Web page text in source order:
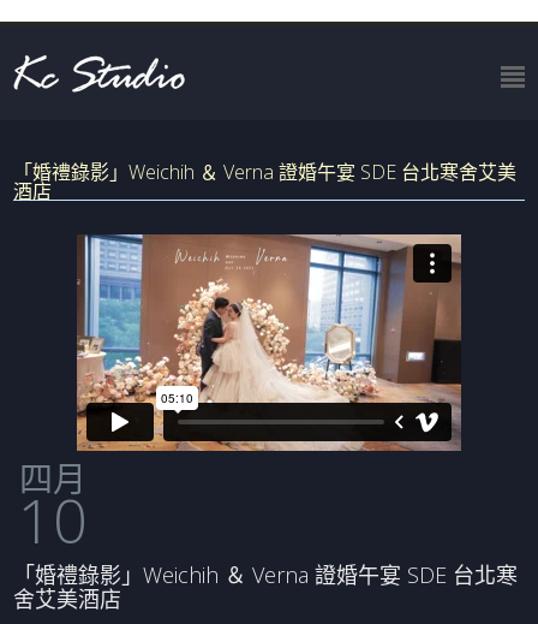
「婚禮錄影」Weichih ＆ Verna 證婚午宴 SDE 台北寒舍艾美
酒店
四月
10
「婚禮錄影」Weichih ＆ Verna 證婚午宴 SDE 台北寒
舍艾美酒店